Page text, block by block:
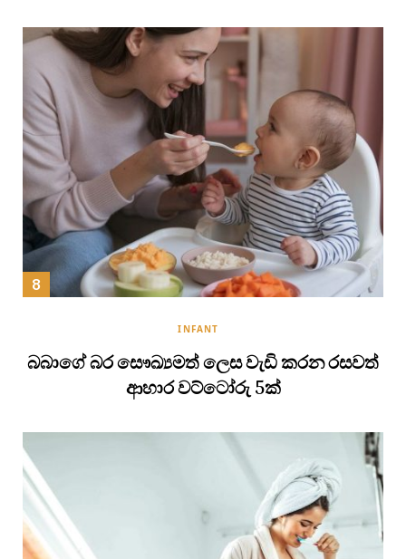
INFANT
බබාගේ බර සෞඛ්‍යමත් ලෙස වැඩි කරන රසවත්
ආහාර වට්ටෝරු 5ක්